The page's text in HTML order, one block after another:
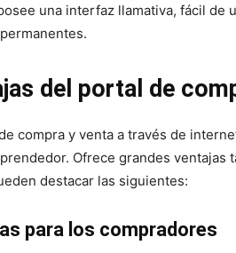
una interfaz llamativa, fácil de
del portal de
compra y venta a través de
Ofrece grandes
destacar las siguientes:
para los compradores